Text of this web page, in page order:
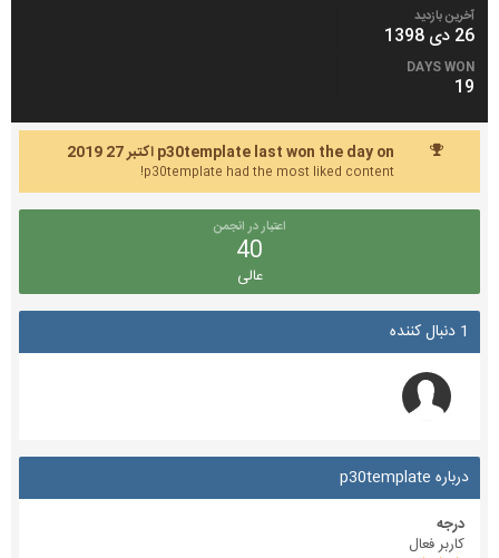
آخرین بازدید
26 دی 1398
DAYS WON
19
p30template last won the day on اکتبر 27 2019
p30template had the most liked content!
اعتبار در انجمن
40
عالی
1 دنبال کننده
درباره p30template
درجه
کاربر فعال